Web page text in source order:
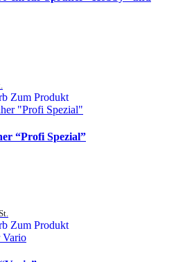
Zum Produkt
“Profi Spezial”
Zum Produkt